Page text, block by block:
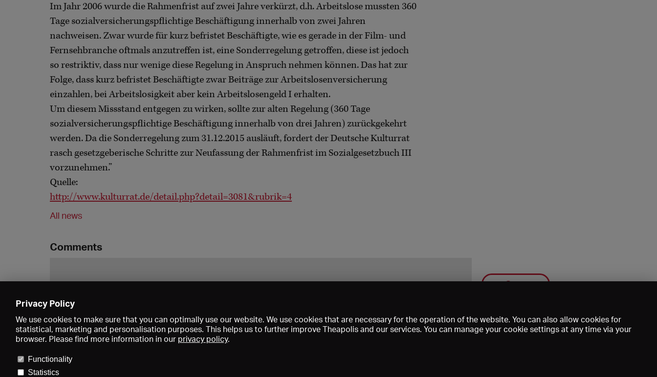
Im Jahr 2006 wurde die Rahmenfrist auf zwei Jahre verkürzt, d.h. Arbeitslose mussten 360
Tage sozialversicherungspflichtige Beschäftigung innerhalb von zwei Jahren
nachweisen. Zwar wurde für kurz befristet Beschäftigte, wie es gerade in der Film- und
Fernsehbranche oftmals anzutreffen ist, eine Sonderregelung getroffen, diese ist jedoch
so restriktiv, dass nur wenige diese Regelung in Anspruch nehmen können. Das hat zur
Folge, dass kurz befristet Beschäftigte zwar Beiträge zur Arbeitslosenversicherung
einzahlen, bei Arbeitslosigkeit aber kein Arbeitslosengeld I erhalten.
Um diesem Missstand entgegen zu wirken, sollte zur alten Regelung (360 Tage
sozialversicherungspflichtige Beschäftigung innerhalb von drei Jahren) zurückgekehrt
werden. Da die Sonderregelung zum 31.12.2015 ausläuft, fordert der Deutsche Kulturrat
rasch gesetzgeberische Schritte zur Neufassung der Rahmenfrist im Sozialgesetzbuch III
vorzunehmen.”
Quelle:
http://www.kulturrat.de/detail.php?detail=3081&rubrik=4
All news
Comments
Save
Privacy Policy
We use cookies to make sure that you can optimally use our website. We use cookies that are necessary for the operation of the website. You can also allow cookies for
statistical, marketing and personalisation purposes. This helps us to further improve Theapolis and our services. You can manage your cookie settings at any time via your
browser. Please find more information in our privacy policy.
Functionality
Statistics